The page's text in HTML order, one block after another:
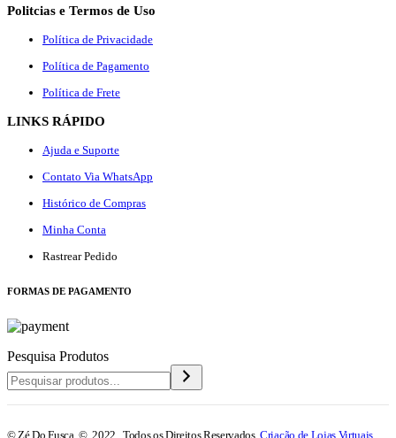
Politcias e Termos de Uso
Política de Privacidade
Política de Pagamento
Política de Frete
LINKS RÁPIDO
Ajuda e Suporte
Contato Via WhatsApp
Histórico de Compras
Minha Conta
Rastrear Pedido
FORMAS DE PAGAMENTO
Pesquisa Produtos
© Zé Do Fusca © 2022. Todos os Direitos Reservados.Criação de Lojas Virtuais